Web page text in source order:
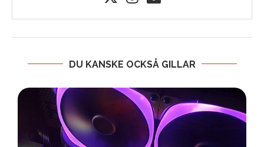
DU KANSKE OCKSÅ GILLAR